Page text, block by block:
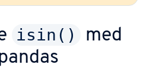
isin()
med